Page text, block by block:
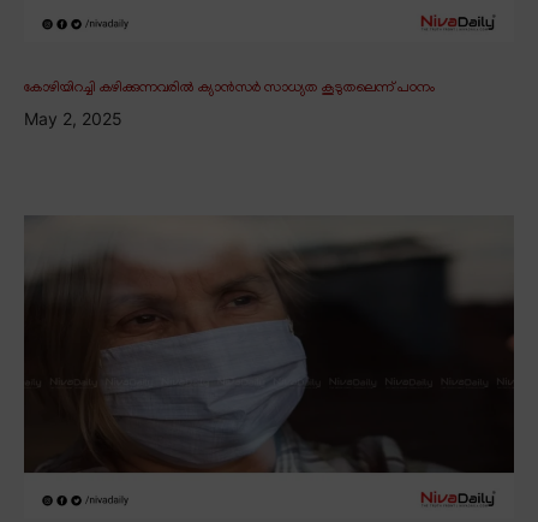
കോഴിയിറച്ചി കഴിക്കുന്നവരിൽ ക്യാൻസർ സാധ്യത കൂടുതലെന്ന് പഠനം
May 2, 2025